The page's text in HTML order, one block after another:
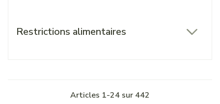
Restrictions alimentaires
Articles 1-24 sur 442